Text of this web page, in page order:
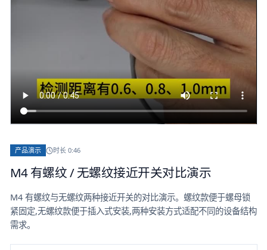
产品演示 时长0:46
M4 有螺纹 / 无螺纹接近开关对比演示
M4 有螺纹与无螺纹两种接近开关的对比演示。螺纹款便于螺母锁
紧固定,无螺纹款便于插入式安装,两种安装方式适配不同的设备结构
需求。